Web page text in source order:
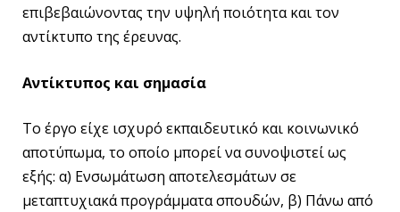
επιβεβαιώνοντας την υψηλή ποιότητα και τον
αντίκτυπο της έρευνας.
Αντίκτυπος και σημασία
Το έργο είχε ισχυρό εκπαιδευτικό και κοινωνικό
αποτύπωμα, το οποίο μπορεί να συνοψιστεί ως
εξής: α) Ενσωμάτωση αποτελεσμάτων σε
μεταπτυχιακά προγράμματα σπουδών, β) Πάνω από